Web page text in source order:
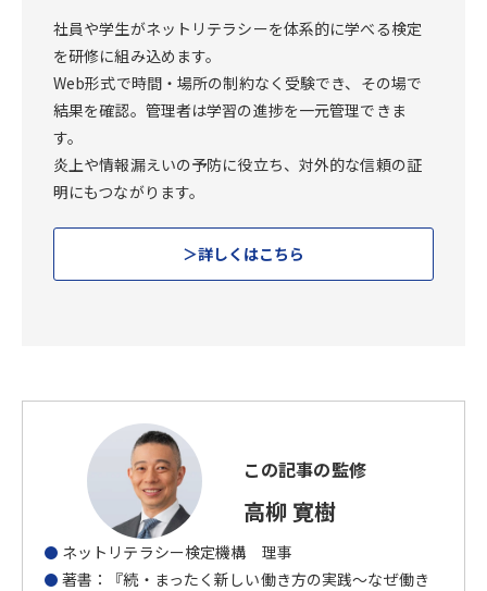
社員や学生がネットリテラシーを体系的に学べる検定
を研修に組み込めます。
Web形式で時間・場所の制約なく受験でき、その場で
結果を確認。管理者は学習の進捗を一元管理できま
す。
炎上や情報漏えいの予防に役立ち、対外的な信頼の証
明にもつながります。
詳しくはこちら
この記事の監修
高柳 寛樹
ネットリテラシー検定機構 理事
著書：『続・まったく新しい働き方の実践〜なぜ働き